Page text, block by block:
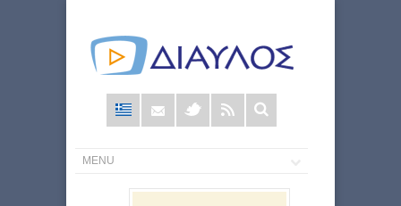
Φόρμα
αναζήτησης